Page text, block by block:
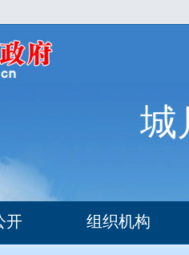
城
开 组织机构